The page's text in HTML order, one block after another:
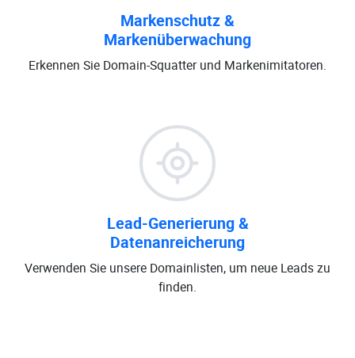
Markenschutz &
Markenüberwachung
Erkennen Sie Domain-Squatter und Markenimitatoren.
Lead-Generierung &
Datenanreicherung
Verwenden Sie unsere Domainlisten, um neue Leads zu
finden.